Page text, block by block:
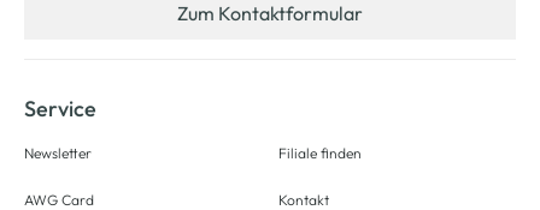
Zum Kontaktformular
Service
Newsletter
AWG Card
Filiale finden
Kontakt